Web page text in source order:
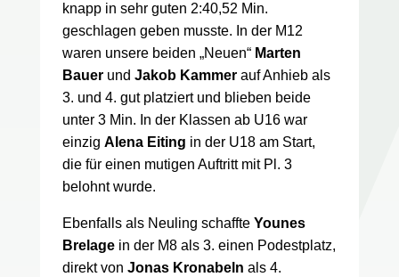
knapp in sehr guten 2:40,52 Min.
geschlagen geben musste. In der M12
waren unsere beiden „Neuen“ Marten
Bauerund Jakob Kammerauf Anhieb als
3. und 4. gut platziert und blieben beide
unter 3 Min. In der Klassen ab U16 war
einzig Alena Eiting in der U18 am Start,
die für einen mutigen Auftritt mit Pl. 3
belohnt wurde.
Ebenfalls als Neuling schaffte Younes
Brelagein der M8 als 3. einen Podestplatz,
direkt von Jonas Kronabeln als 4.